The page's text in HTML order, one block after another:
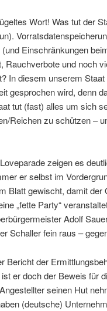
Wort! Was tut der
Einschränkungen
Rauchverbote und noch
In diesem unserem
gesprochen wird, denn
tut (fast) alles um sich
Reichen zu schützen –
zeigen es
er selbst im
Blatt gewischt, damit
„fette Party“
Adolf
Schaller fein raus –
Bericht der
er doch der Beweis für
seinen Hut
(deutsche)